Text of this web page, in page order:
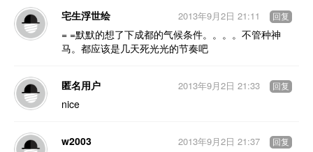
宅生浮世绘
= =默默的想了下成都的气候条件。。。。不管种神
马。都应该是几天死光光的节奏吧
2013年9月2日 21:11 回复
匿名用户
nice
2013年9月2日 21:33 回复
w2003
2013年9月2日 21:37 回复